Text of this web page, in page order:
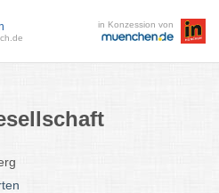
in Konzession von